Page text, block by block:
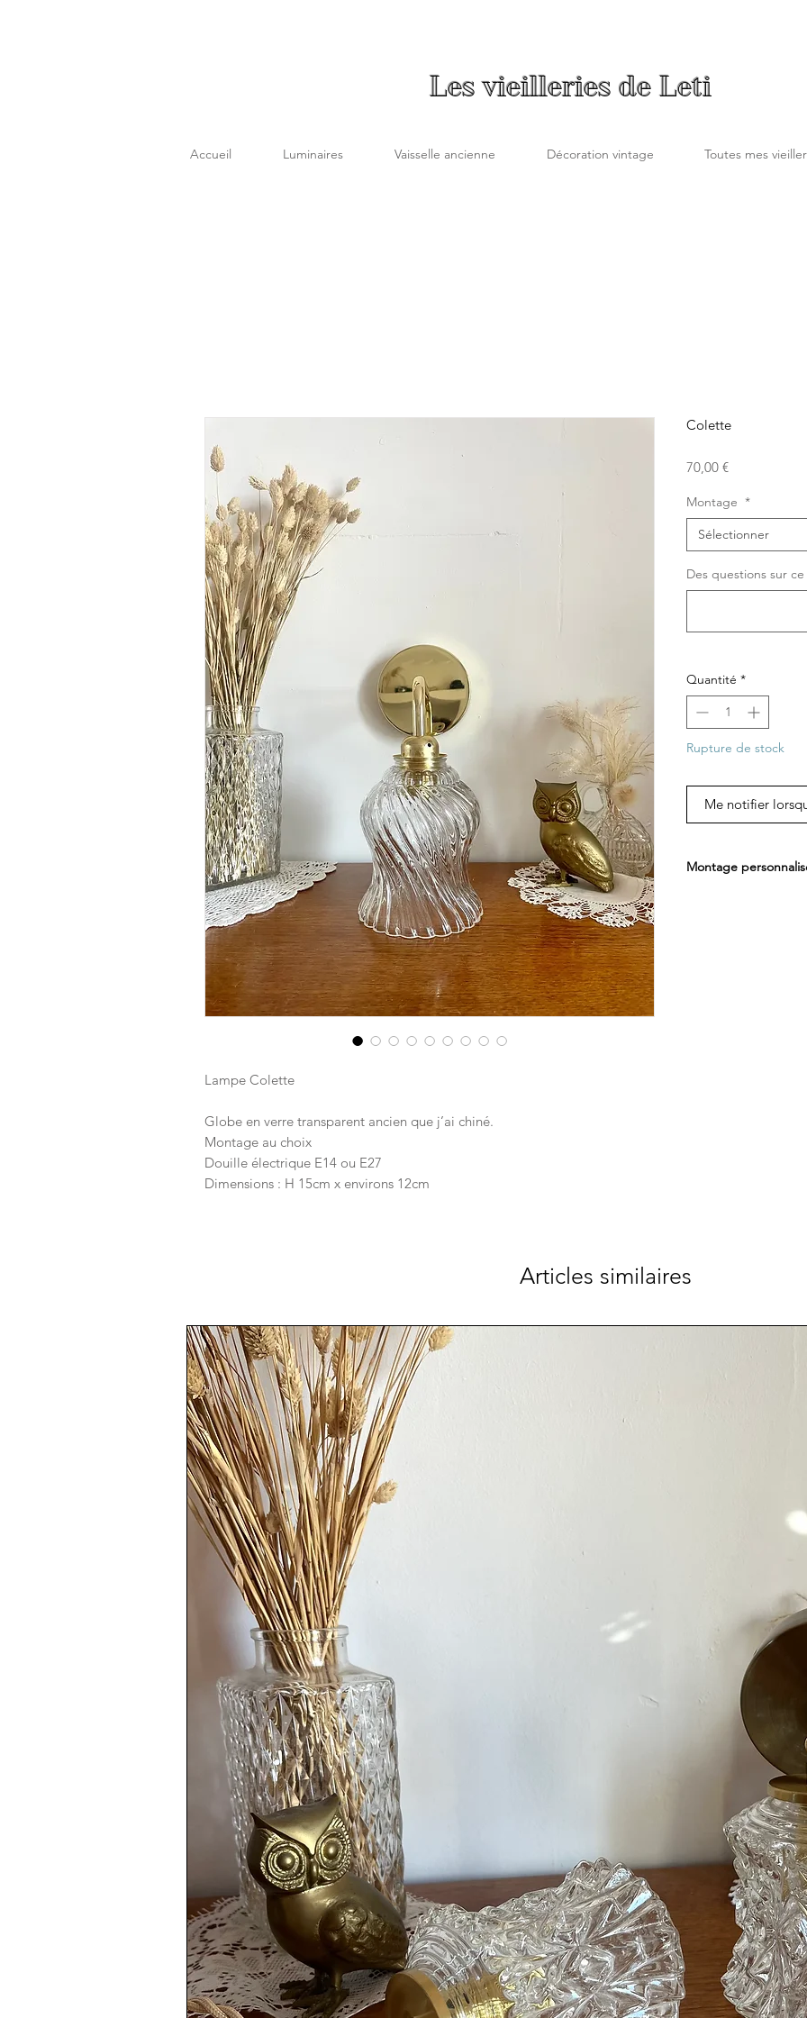
Les vieilleries de Leti
Accueil Luminaires Vaisselle ancienne Décoration vintage Toutes mes
Lampe Colette
Globe en verre transparent ancien que j’ai chiné.
Montage au choix
Douille électrique E14 ou E27
Dimensions : H 15cm x environs 12cm
Colette
70,00 €Prix
Montage *
Sélectionner
Des questions sur
Quantité *
Rupture de stock
Me notifier
Montage
Articles similaires